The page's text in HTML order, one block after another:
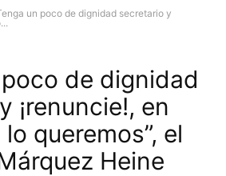
un poco de dignidad secretario y
de dignidad
¡renuncie!, en
queremos”, el
Heine